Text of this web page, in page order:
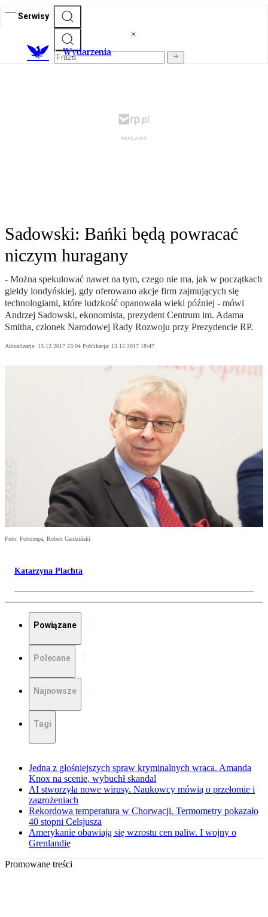
Serwisy
Wydarzenia
Sadowski: Bańki będą powracać
niczym huragany
- Można spekulować nawet na tym, czego nie ma, jak w początkach
giełdy londyńskiej, gdy oferowano akcje firm zajmujących się
technologiami, które ludzkość opanowała wieki później - mówi
Andrzej Sadowski, ekonomista, prezydent Centrum im. Adama
Smitha, członek Narodowej Rady Rozwoju przy Prezydencie RP.
Aktualizacja: 13.12.2017 23:04 Publikacja: 13.12.2017 18:47
Foto: Fotorzepa, Robert Gardziński
Katarzyna Plachta
Powiązane
Polecane
Najnowsze
Tagi
Jedna z głośniejszych spraw kryminalnych wraca. Amanda
Knox na scenie, wybuchł skandal
AI stworzyła nowe wirusy. Naukowcy mówią o przełomie i
zagrożeniach
Rekordowa temperatura w Chorwacji. Termometry pokazało
40 stopni Celsjusza
Amerykanie obawiają się wzrostu cen paliw. I wojny o
Grenlandię
Promowane treści